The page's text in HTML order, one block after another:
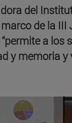
del
de la III
a los
y memoria y